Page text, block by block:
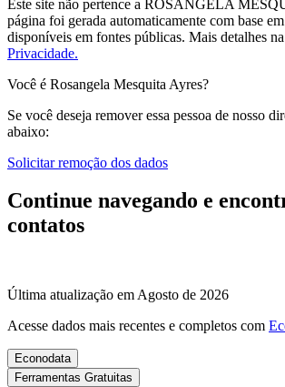
Este site não pertence a ROSANGELA
página foi gerada automaticamente com base
disponíveis em fontes públicas. Mais detalhes
Privacidade.
Você é Rosangela Mesquita Ayres?
Se você deseja remover essa pessoa de nosso
abaixo:
Solicitar remoção dos dados
Continue navegando e
contatos
Última atualização em Agosto de 2026
Acesse dados mais recentes e completos com
Econodata
Ferramentas Gratuitas